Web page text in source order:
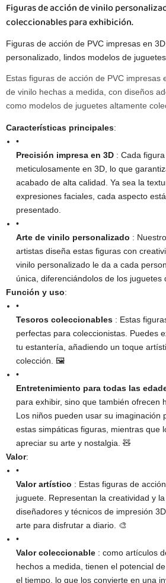
Figuras de acción de vinilo
coleccionables para exhibición.
Figuras de acción de PVC impresas en
personalizado, lindos modelos de
Estas figuras de acción de PVC impresas
de vinilo hechas a medida, con diseños
como modelos de juguetes altamente
Características principales​:
•
Precisión impresa en 3D: Cada figura
meticulosamente en 3D, lo que
acabado de alta calidad. Ya sea la
expresiones faciales, cada aspecto
presentado.
•
Arte de vinilo personalizado :
artistas diseña estas figuras con
vinilo personalizado le da a cada
única, diferenciándolos de los juguetes
Función y uso​:
•
Tesoros coleccionables: Estas
perfectas para coleccionistas. Puedes
tu estantería, añadiendo un toque
colección. 🖼️
•
Entretenimiento para todas las
para exhibir, sino que también ofrecen
Los niños pueden usar su imaginación
estas simpáticas figuras, mientras que
apreciar su arte y nostalgia. 🧸
Valor​:
•
Valor artístico : Estas figuras de
juguete. Representan la creatividad y
diseñadores y técnicos de impresión
arte para disfrutar a diario. 🎨
•
Valor coleccionable: como artículos
hechos a medida, tienen el potencial
el tiempo, lo que los convierte en una